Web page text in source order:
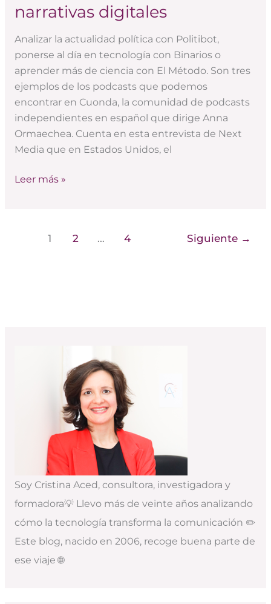
narrativas digitales
Analizar la actualidad política con Politibot,
ponerse al día en tecnología con Binarios o
aprender más de ciencia con El Método. Son tres
ejemplos de los podcasts que podemos
encontrar en Cuonda, la comunidad de podcasts
independientes en español que dirige Anna
Ormaechea. Cuenta en esta entrevista de Next
Media que en Estados Unidos, el
la
escrita:
buenas
prácticas
en
narrativas
digitales
Leer más »
1 2 … 4 Siguiente →
Soy Cristina Aced, consultora, investigadora y
formadora💡 Llevo más de veinte años analizando
cómo la tecnología transforma la comunicación ✏️
Este blog, nacido en 2006, recoge buena parte de
ese viaje 🌐